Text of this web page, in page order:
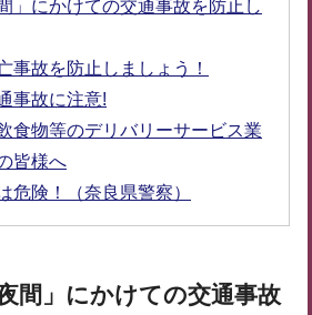
」にかけての交通事故を防止し
事故を防止しましょう！
事故に注意!
食物等のデリバリーサービス業
皆様へ
危険！（奈良県警察）
間」にかけての交通事故